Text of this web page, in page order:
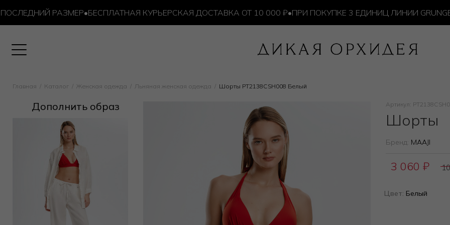
РАЗМЕР•БЕСПЛАТНАЯ КУРЬЕРСКАЯ ДОСТАВКА ОТ 10 000 ₽•ПРИ ПОКУПКЕ 3 ЕДИНИЦ ЛИНИИ GRUNGE
Главная Каталог Женская одежда Льняная женская одежда Шорты PT2138CSH008 Белый
Дополнить образ Артикул:
Шорты
Бренд: MAAJI
3 060 ₽
Цвет: Белый